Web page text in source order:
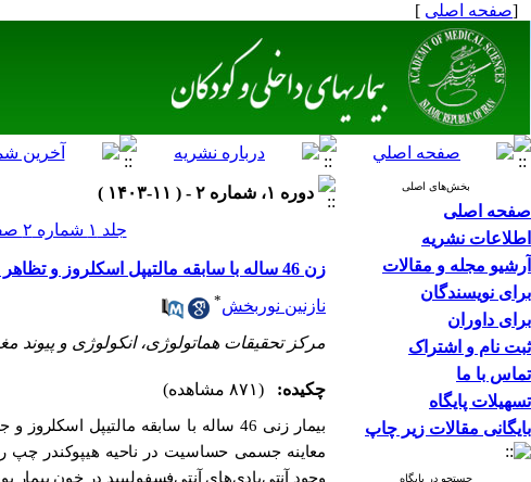
[صفحه اصلی ]
بخش‌های اصلی
صفحه اصلی
اطلاعات نشریه
آرشیو مجله و مقالات
برای نویسندگان
برای داوران
ثبت نام و اشتراک
تماس با ما
تسهیلات پایگاه
بایگانی مقالات زیر چاپ
جستجو در پایگاه
دوره ۱، شماره ۲ - ( ۱۱-۱۴۰۳ )
جلد ۱ شماره ۲ صفحات ۸۲-۷۸
زن 46 ساله با سابقه مالتیپل اسکلروز و تظاهر درد شکم: معرفی مورد و بحث
نازنین نوربخش*
مرکز تحقیقات هماتولوژی، انکولوژی و پیوند
چکیده: (۸۷۱ مشاهده)
بیمار زنی 46 ساله با سابقه
معاینه جسمی حساسیت در ناحیه هیپوکندر چپ
وجود آنتی‌بادی‌های آنتی‌فسفولیپید در خون بیمار